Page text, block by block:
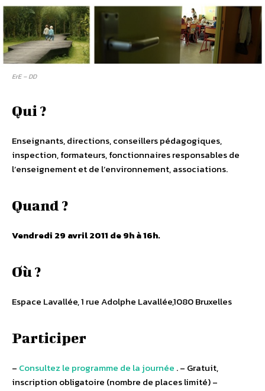
ErE – DD
Qui ?
Enseignants, directions, conseillers pédagogiques,
inspection, formateurs, fonctionnaires responsables de
l’enseignement et de l’environnement, associations.
Quand ?
Vendredi 29 avril 2011 de 9h à 16h.
Où ?
Espace Lavallée, 1 rue Adolphe Lavallée,1080 Bruxelles
Participer
– Consultez le programme de la journée . – Gratuit,
inscription obligatoire (nombre de places limité) –